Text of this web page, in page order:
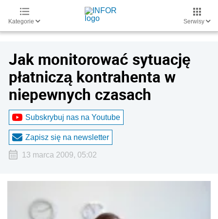
Kategorie Serwisy
Jak monitorować sytuację
płatniczą kontrahenta w
niepewnych czasach
Subskrybuj nas na Youtube
Zapisz się na newsletter
13 marca 2009, 05:02